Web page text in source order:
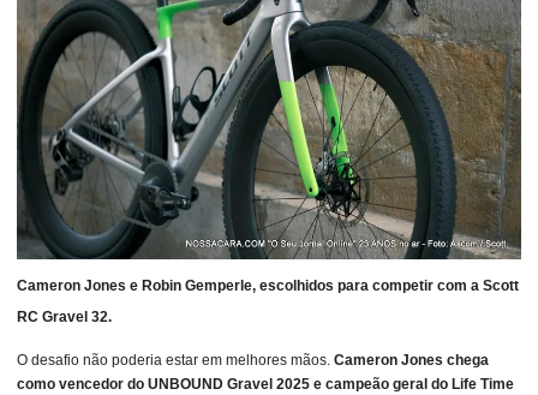
Cameron Jones e Robin Gemperle, escolhidos para competir com a Scott
RC Gravel 32.
O desafio não poderia estar em melhores mãos. Cameron Jones chega
como vencedor do UNBOUND Gravel 2025 e campeão geral do Life Time